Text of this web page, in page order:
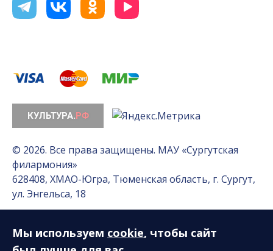
© 2026. Все права защищены. МАУ «Сургутская
филармония»
628408, ХМАО-Югра, Тюменская область, г. Сургут,
ул. Энгельса, 18
Разработка сайта — Интернет-лаборатория
«Делиссимо»
Мы используем cookie, чтобы сайт